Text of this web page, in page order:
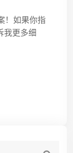
！如果你指
我更多细